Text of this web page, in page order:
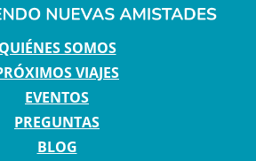
QUIÉNES SOMOS
VIAJES
EVENTOS
PREGUNTAS
BLOG